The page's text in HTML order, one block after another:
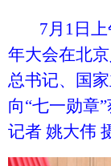
7月1日
年大会在北
总书记、国
向“七一勋章
记者 姚大伟